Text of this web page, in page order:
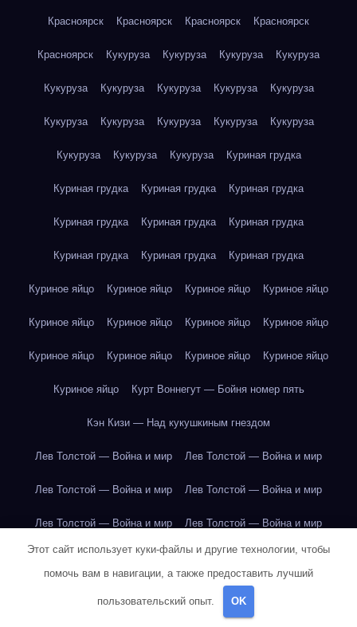
Красноярск Красноярск Красноярск Красноярск
Красноярск Кукуруза Кукуруза Кукуруза Кукуруза
Кукуруза Кукуруза Кукуруза Кукуруза Кукуруза
Кукуруза Кукуруза Кукуруза Кукуруза Кукуруза
Кукуруза Кукуруза Кукуруза Куриная грудка
Куриная грудка Куриная грудка Куриная грудка
Куриная грудка Куриная грудка Куриная грудка
Куриная грудка Куриная грудка Куриная грудка
Куриное яйцо Куриное яйцо Куриное яйцо Куриное яйцо
Куриное яйцо Куриное яйцо Куриное яйцо Куриное яйцо
Куриное яйцо Куриное яйцо Куриное яйцо Куриное яйцо
Куриное яйцо Курт Воннегут — Бойня номер пять
Кэн Кизи — Над кукушкиным гнездом
Лев Толстой — Война и мир Лев Толстой — Война и мир
Лев Толстой — Война и мир Лев Толстой — Война и мир
Лев Толстой — Война и мир Лев Толстой — Война и мир
Лев Толстой — Война и мир Лев Толстой — Война и мир
Лев Толстой — Война и мир
Этот сайт использует куки-файлы и другие технологии, чтобы
помочь вам в навигации, а также предоставить лучший
пользовательский опыт. OK